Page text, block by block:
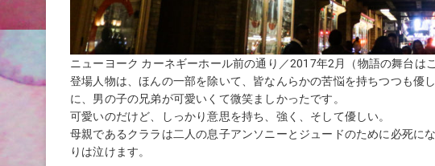
ニューヨーク カーネギーホール前の通り／2017年2月（物語の舞台は
登場人物は、ほんの一部を除いて、皆なんらかの苦悩を持ちつつも優
に、男の子の兄弟が可愛いくて微笑ましかったです。
可愛いのだけど、しっかり意思を持ち、強く、そして優しい。
母親であるクララは二人の息子アンソニーとジュードのために必死に
りは泣けます。